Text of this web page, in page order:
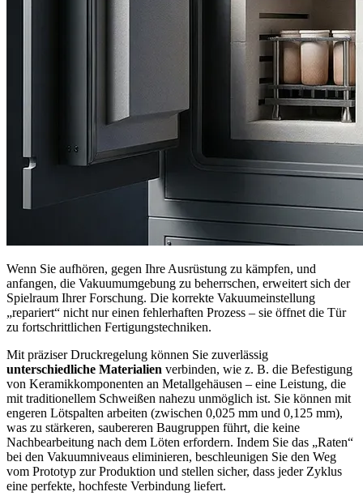
Wenn Sie aufhören, gegen Ihre Ausrüstung zu kämpfen, und
anfangen, die Vakuumumgebung zu beherrschen, erweitert sich der
Spielraum Ihrer Forschung. Die korrekte Vakuumeinstellung
„repariert“ nicht nur einen fehlerhaften Prozess – sie öffnet die Tür
zu fortschrittlichen Fertigungstechniken.
Mit präziser Druckregelung können Sie zuverlässig
unterschiedliche Materialien verbinden, wie z. B. die Befestigung
von Keramikkomponenten an Metallgehäusen – eine Leistung, die
mit traditionellem Schweißen nahezu unmöglich ist. Sie können mit
engeren Lötspalten arbeiten (zwischen 0,025 mm und 0,125 mm),
was zu stärkeren, saubereren Baugruppen führt, die keine
Nachbearbeitung nach dem Löten erfordern. Indem Sie das „Raten“
bei den Vakuumniveaus eliminieren, beschleunigen Sie den Weg
vom Prototyp zur Produktion und stellen sicher, dass jeder Zyklus
eine perfekte, hochfeste Verbindung liefert.